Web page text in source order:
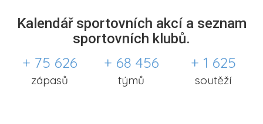
Kalendář sportovních akcí a seznam
sportovních klubů.
+ 75 626
zápasů
+ 68 456
týmů
+ 1 625
soutěží